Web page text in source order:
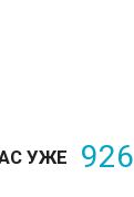
УЖЕ 926